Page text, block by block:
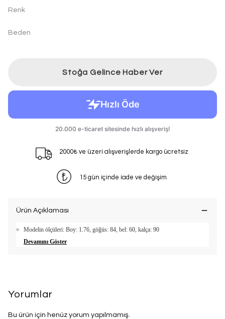
Renk
Beden
Stoğa Gelince Haber Ver
2000₺ ve üzeri alışverişlerde kargo ücretsiz
15 gün içinde iade ve değişim
Ürün Açıklaması
Modelin ölçüleri: Boy: 1.76, göğüs: 84, bel: 60, kalça: 90
Devamını Göster
Yorumlar
Bu ürün için henüz yorum yapılmamış.